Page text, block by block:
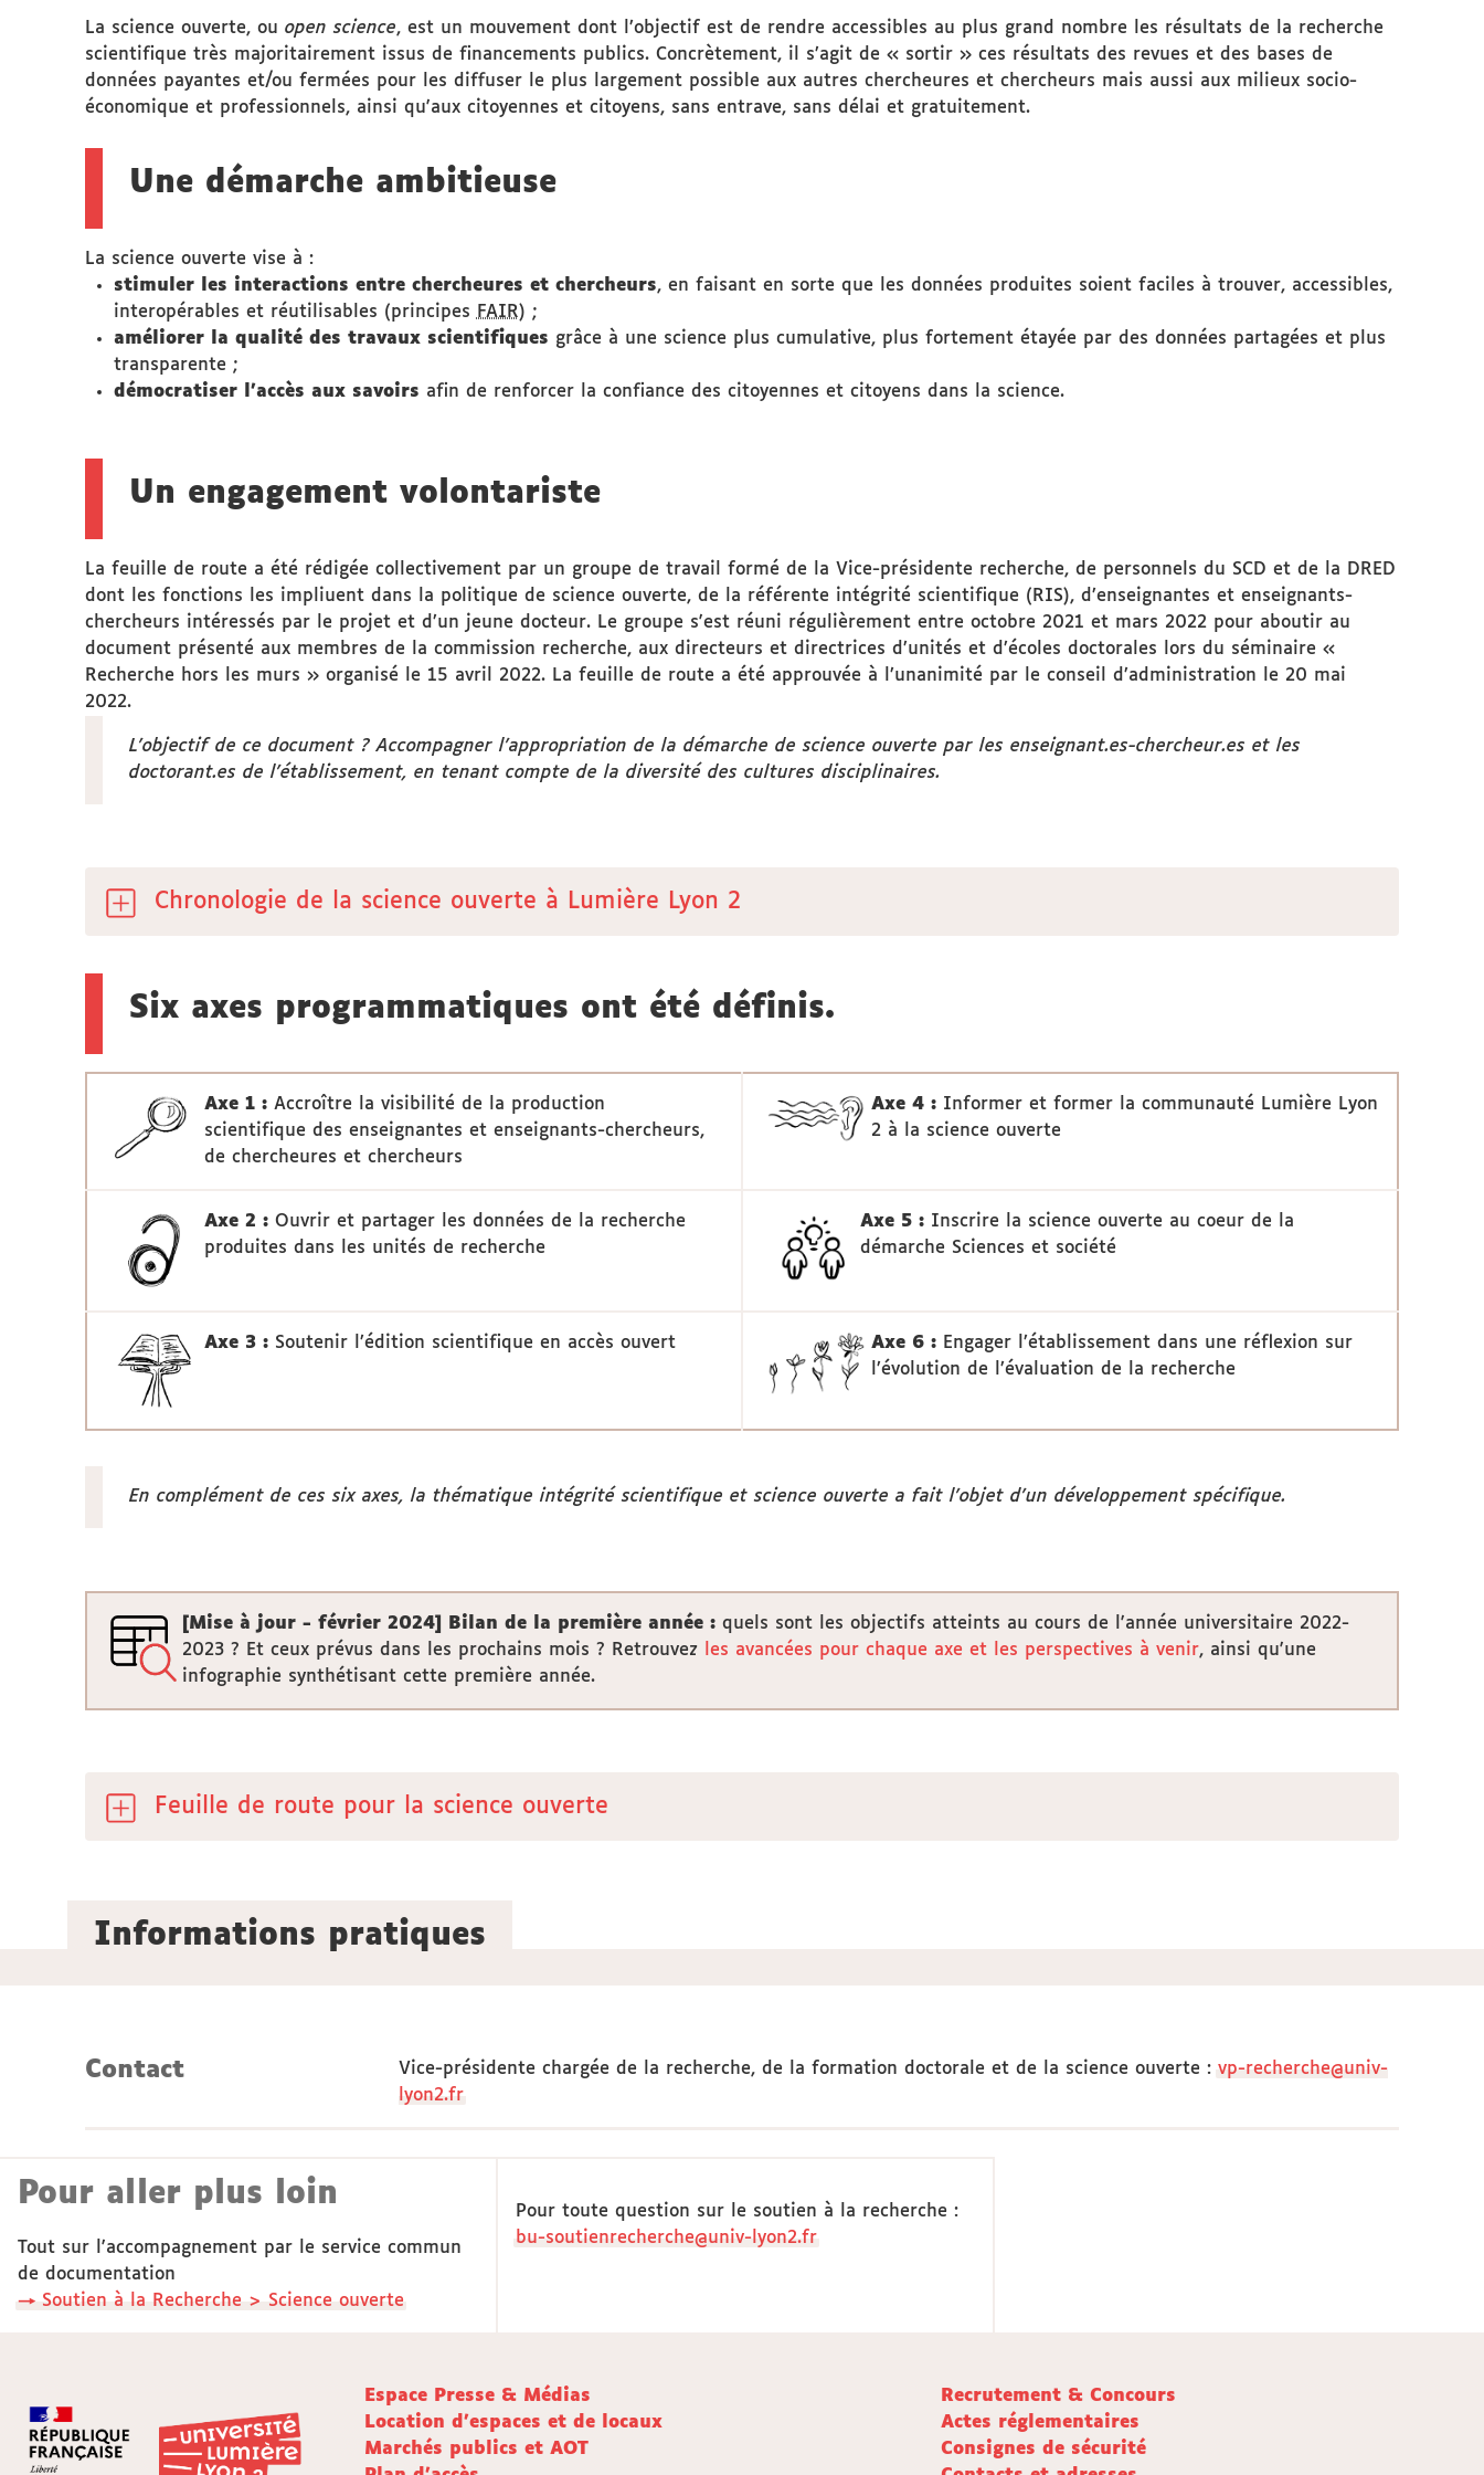
La science ouverte, ou open science, est un mouvement dont l’objectif est de rendre accessibles au plus grand nombre les résultats de la recherche
scientifique très majoritairement issus de financements publics. Concrètement, il s’agit de « sortir » ces résultats des revues et des bases de
données payantes et/ou fermées pour les diffuser le plus largement possible aux autres chercheures et chercheurs mais aussi aux milieux socio-
économique et professionnels, ainsi qu'aux citoyennes et citoyens, sans entrave, sans délai et gratuitement.
Une démarche ambitieuse
La science ouverte vise à :
stimuler les interactions entre chercheures et chercheurs, en faisant en sorte que les données produites soient faciles à trouver, accessibles,
interopérables et réutilisables (principes FAIR) ;
améliorer la qualité des travaux scientifiques grâce à une science plus cumulative, plus fortement étayée par des données partagées et plus
transparente ;
démocratiser l’accès aux savoirs afin de renforcer la confiance des citoyennes et citoyens dans la science.
Un engagement volontariste
La feuille de route a été rédigée collectivement par un groupe de travail formé de la Vice-présidente recherche, de personnels du SCD et de la DRED
dont les fonctions les impliuent dans la politique de science ouverte, de la référente intégrité scientifique (RIS), d’enseignantes et enseignants-
chercheurs intéressés par le projet et d’un jeune docteur. Le groupe s'est réuni régulièrement entre octobre 2021 et mars 2022 pour aboutir au
document présenté aux membres de la commission recherche, aux directeurs et directrices d’unités et d’écoles doctorales lors du séminaire «
Recherche hors les murs » organisé le 15 avril 2022. La feuille de route a été approuvée à l’unanimité par le conseil d’administration le 20 mai
2022.
L'objectif de ce document ? Accompagner l’appropriation de la démarche de science ouverte par les enseignant.es-chercheur.es et les
doctorant.es de l’établissement, en tenant compte de la diversité des cultures disciplinaires.
Chronologie de la science ouverte à Lumière Lyon 2
Six axes programmatiques ont été définis.
Axe 1 : Accroître la visibilité de la production
scientifique des enseignantes et enseignants-chercheurs,
de chercheures et chercheurs
Axe 4 : Informer et former la communauté Lumière Lyon
2 à la science ouverte
Axe 2 : Ouvrir et partager les données de la recherche
produites dans les unités de recherche
Axe 5 : Inscrire la science ouverte au coeur de la
démarche Sciences et société
Axe 3 : Soutenir l’édition scientifique en accès ouvert Axe 6 : Engager l’établissement dans une réflexion sur
l’évolution de l’évaluation de la recherche
En complément de ces six axes, la thématique intégrité scientifique et science ouverte a fait l’objet d’un développement spécifique.
[Mise à jour - février 2024] Bilan de la première année : quels sont les objectifs atteints au cours de l'année universitaire 2022-
2023 ? Et ceux prévus dans les prochains mois ? Retrouvez les avancées pour chaque axe et les perspectives à venir, ainsi qu'une
infographie synthétisant cette première année.
Feuille de route pour la science ouverte
Informations pratiques
Contact Vice-présidente chargée de la recherche, de la formation doctorale et de la science ouverte: vp-recherche@univ-
lyon2.fr
Pour aller plus loin
Tout sur l'accompagnement par le service commun
de documentation
→ Soutien à la Recherche > Science ouverte
Pour toute question sur le soutien à la recherche :
bu-soutienrecherche@univ-lyon2.fr
Espace Presse & Médias
Recrutement & Concours
Location d'espaces et de locaux
Actes réglementaires
Marchés publics et AOT
Consignes de sécurité